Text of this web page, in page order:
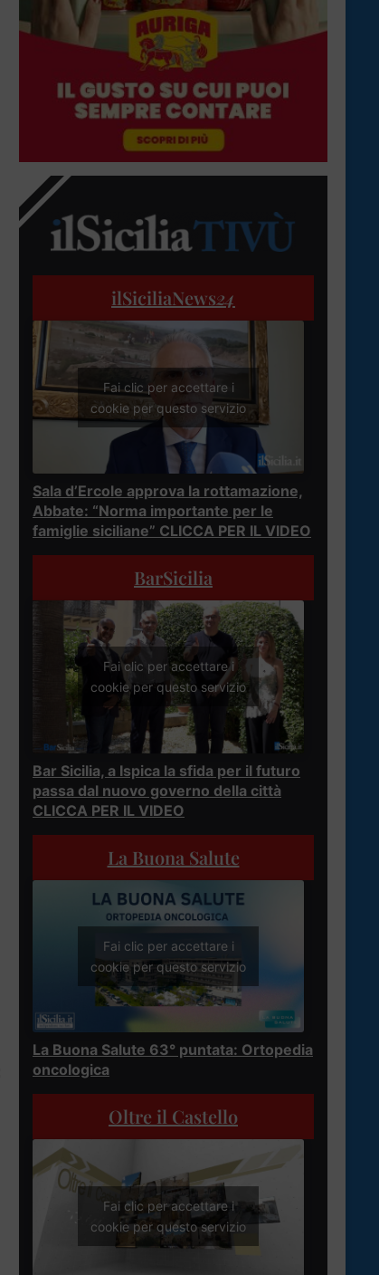
ilSiciliaNews24
Fai clic per accettare i
cookie per questo servizio
Sala d’Ercole approva la rottamazione,
Abbate: “Norma importante per le
famiglie siciliane” CLICCA PER IL VIDEO
BarSicilia
Fai clic per accettare i
cookie per questo servizio
Bar Sicilia, a Ispica la sfida per il futuro
passa dal nuovo governo della città
CLICCA PER IL VIDEO
La Buona Salute
Fai clic per accettare i
cookie per questo servizio
La Buona Salute 63° puntata: Ortopedia
oncologica
Oltre il Castello
Fai clic per accettare i
cookie per questo servizio